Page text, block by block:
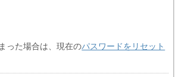
った場合は、現在のパスワードをリセット